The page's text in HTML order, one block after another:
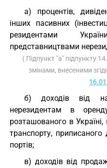
а) процентів,
інших пасивних
резидентами
представництвами
( Підпункт "а" підпункту
змінами, внесеними
б) доходів від
нерезидентам в
розташованого в
транспорту,
портів;
в) доходів від